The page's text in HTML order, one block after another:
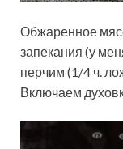
Обжаренное
запекания (у
перчим (1/4 ч.
Включаем